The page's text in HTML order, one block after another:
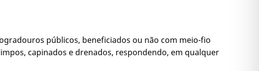
públicos, beneficiados ou não com meio-fio
capinados e drenados, respondendo, em qualquer